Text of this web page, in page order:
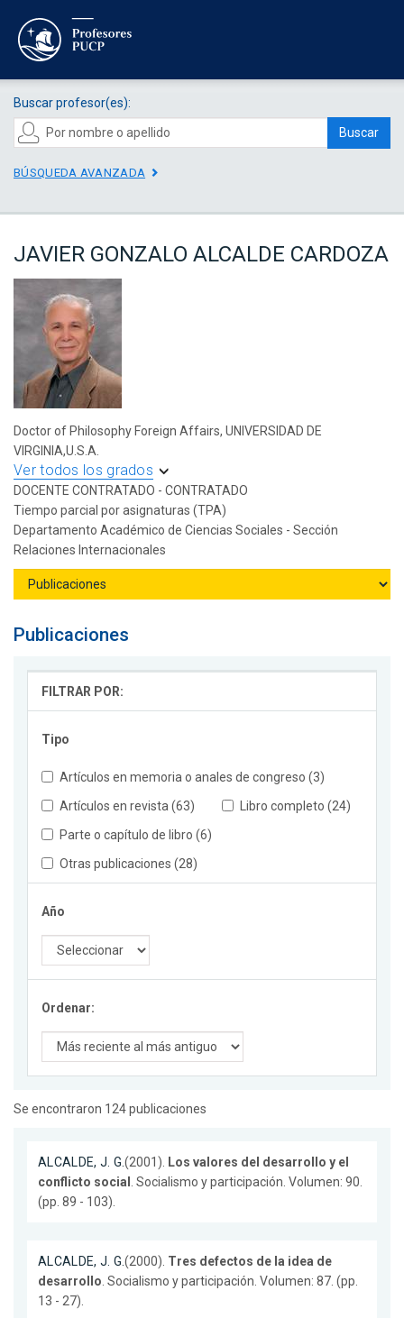
Buscar profesor(es):
Buscar
BÚSQUEDA AVANZADA
JAVIER GONZALO ALCALDE CARDOZA
Doctor of Philosophy Foreign Affairs, UNIVERSIDAD DE
VIRGINIA,U.S.A.
Ver todos los grados
DOCENTE CONTRATADO - CONTRATADO
Tiempo parcial por asignaturas (TPA)
Departamento Académico de Ciencias Sociales - Sección
Relaciones Internacionales
Publicaciones
FILTRAR POR:
Tipo
Artículos en memoria o anales de congreso (3)
Artículos en revista (63)
Libro completo (24)
Parte o capítulo de libro (6)
Otras publicaciones (28)
Año
Ordenar:
Se encontraron 124 publicaciones
ALCALDE, J. G.(2001). Los valores del desarrollo y el
conflicto social . Socialismo y participación. Volumen: 90.
(pp. 89 - 103).
ALCALDE, J. G.(2000). Tres defectos de la idea de
desarrollo. Socialismo y participación. Volumen: 87. (pp.
13 - 27).